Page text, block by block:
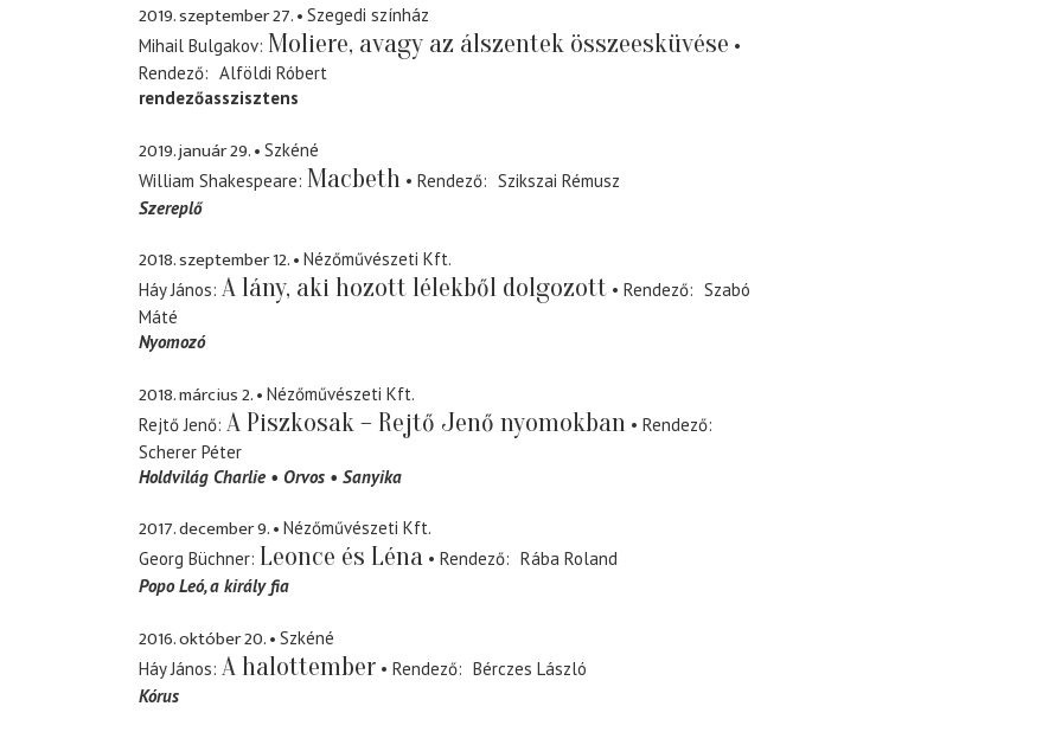
2019. szeptember 27.
Szegedi színház
Mihail Bulgakov Moliere, avagy az álszentek összeesküvése
Rendező
Alföldi Róbert
rendezőasszisztens
2019. január 29.
Szkéné
William Shakespeare Macbeth Rendező
Szikszai Rémusz
Szereplő
2018. szeptember 12.
Nézőművészeti Kft.
Háy János A lány, aki hozott lélekből dolgozott Rendező
Szabó
Máté
Nyomozó
2018. március 2.
Nézőművészeti Kft.
Rejtő Jenő A Piszkosak – Rejtő Jenő nyomokban
Rendező
Scherer Péter
Holdvilág Charlie
Orvos Sanyika
2017. december 9.
Nézőművészeti Kft.
Georg Büchner Leonce és Léna Rendező
Rába Roland
Popo Leó a király fia
2016. október 20.
Szkéné
Háy János A halottember Rendező
Bérczes László
Kórus